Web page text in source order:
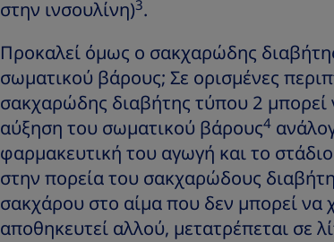
στην ινσουλίνη)3.
Προκαλεί όμως ο σακχαρώδης
σωματικού βάρους; Σε ορισμένες
σακχαρώδης διαβήτης τύπου 2 μπορεί
αύξηση του σωματικού βάρους4
φαρμακευτική του αγωγή και το
στην πορεία του σακχαρώδους
σακχάρου στο αίμα που δεν μπορεί να
αποθηκευτεί αλλού, μετατρέπεται σε